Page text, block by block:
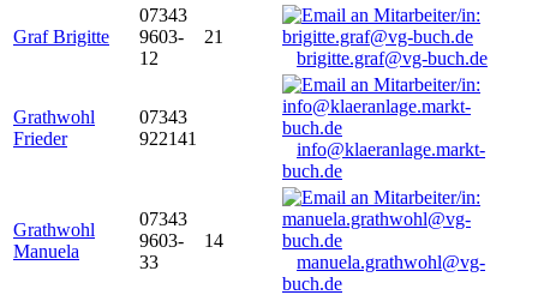
Graf Brigitte
07343
9603-
12
21
brigitte.graf@vg-buch.de
Grathwohl
Frieder
07343
922141
info@klaeranlage.markt-
buch.de
Grathwohl
Manuela
07343
9603-
33
14
manuela.grathwohl@vg-
buch.de